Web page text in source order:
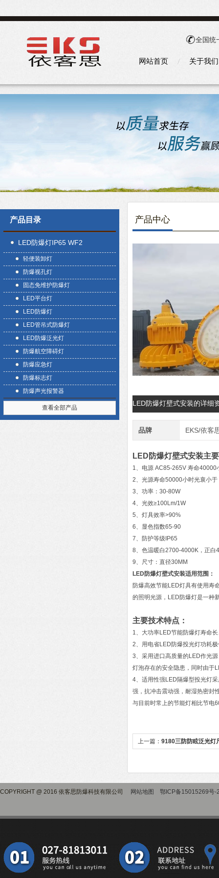
全国统
网站首页 关于我们
产品目录
LED防爆灯IP65 WF2
轻便装卸灯
防爆视孔灯
固态免维护防爆灯
LED平台灯
LED防爆灯
LED管吊式防爆灯
LED防爆泛光灯
防爆航空障碍灯
防爆应急灯
防爆标志灯
防爆声光报警器
查看全部产品
产品中心
LED防爆灯壁式安装的详细
品牌 EKS/依客
LED防爆灯壁式安装主
1、电源 AC85-265V 寿命40000
2、光源寿命50000小时光衰小
3、功率：30-80W
4、光效≥100Lm/1W
5、灯具效率>90%
6、显色指数65-90
7、防护等级IP65
8、色温暖白2700-4000K，正白
9、尺寸：直径30MM
LED防爆灯壁式安装适用范围：
防爆高效节能LED灯具有使用寿
的照明光源，LED防爆灯是一种
主要技术特点：
1、大功率LED节能防爆灯寿命
2、用电省LED防爆投光灯功耗
3、采用进口高质量的LED作光
灯泡存在的安全隐患，同时由于
4、适用性强LED隔爆型投光灯
强，抗冲击震动强，耐湿热密封
与目前时常上的节能灯相比节电
上一篇： 9180三防防眩泛光灯
COPYRIGHT @ 2016 依客思防爆科技有限公司 网站地图 鄂ICP备15015269号-